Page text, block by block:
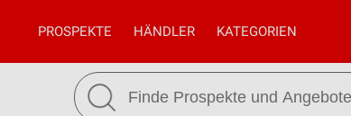
PROSPEKTE HÄNDLER KATEGORIEN